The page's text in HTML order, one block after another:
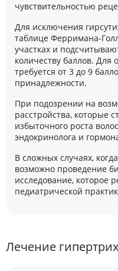
чувствительностью
Для исключения
таблице Ферримана-
участках и
количеству баллов. Для
требуется от 3 до 9
принадлежности.
При подозрении на
расстройства, которые
избыточного роста
эндокринолога и
В сложных случаях,
возможно проведение
исследование, которое
педиатрической
Лечение